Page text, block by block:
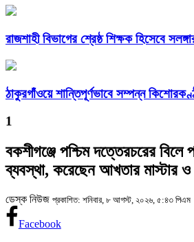
রাজশাহী বিভাগের শ্রেষ্ঠ শিক্ষক হিসেবে
ঠাকুরগাঁওয়ে শান্তিপূর্ণভাবে সম্পন্ন
1
বকশীগঞ্জে পশ্চিম দত্তেরচরের বিলে
ব্যবস্থা, করেছেন আখতার মাস্টার
ডেস্ক নিউজ প্রকাশিত: শনিবার, ৮ আগস্ট, ২০২৬, ৫:৪৩ পিএম
Facebook